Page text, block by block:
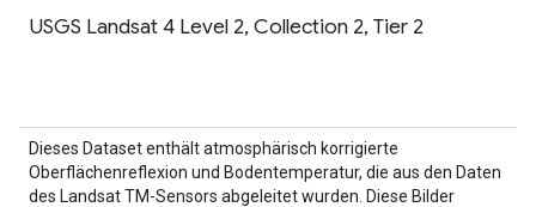
USGS Landsat 4 Level 2, Collection 2, Tier 2
Dieses Dataset enthält atmosphärisch korrigierte
Oberflächenreflexion und Bodentemperatur, die aus den Daten
des Landsat TM-Sensors abgeleitet wurden. Diese Bilder